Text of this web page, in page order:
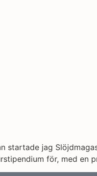
startade jag
för, med en